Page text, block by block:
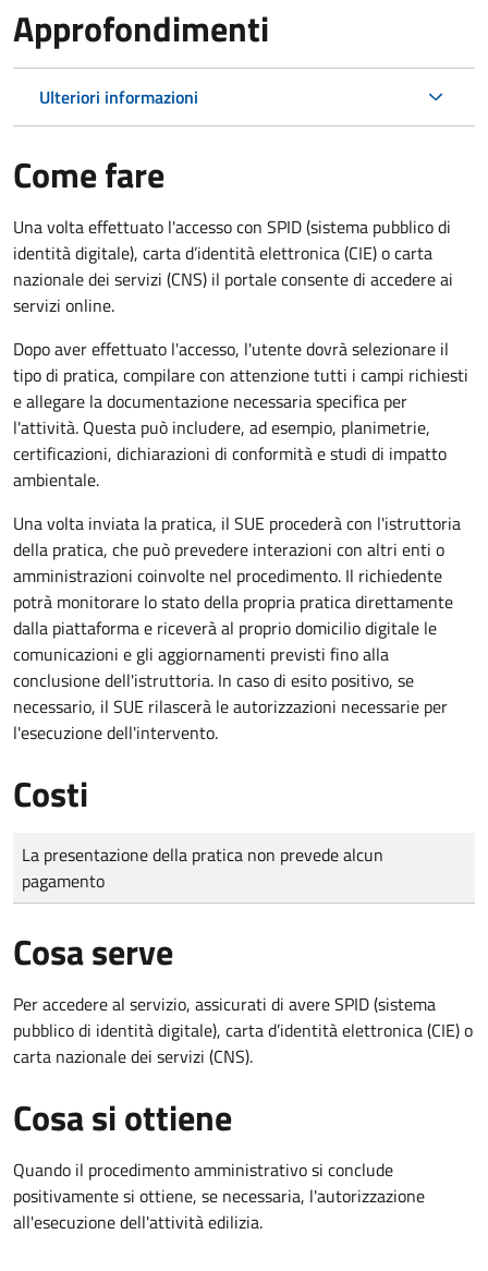
Approfondimenti
Ulteriori informazioni
Come fare
Una volta effettuato l'accesso con SPID (sistema pubblico di
identità digitale), carta d’identità elettronica (CIE) o carta
nazionale dei servizi (CNS) il portale consente di accedere ai
servizi online.
Dopo aver effettuato l'accesso, l'utente dovrà selezionare il
tipo di pratica, compilare con attenzione tutti i campi richiesti
e allegare la documentazione necessaria specifica per
l'attività. Questa può includere, ad esempio, planimetrie,
certificazioni, dichiarazioni di conformità e studi di impatto
ambientale.
Una volta inviata la pratica, il SUE procederà con l'istruttoria
della pratica, che può prevedere interazioni con altri enti o
amministrazioni coinvolte nel procedimento. Il richiedente
potrà monitorare lo stato della propria pratica direttamente
dalla piattaforma e riceverà al proprio domicilio digitale le
comunicazioni e gli aggiornamenti previsti fino alla
conclusione dell'istruttoria. In caso di esito positivo, se
necessario, il SUE rilascerà le autorizzazioni necessarie per
l'esecuzione dell'intervento.
Costi
Tipo di pagamento
Importo
La presentazione della pratica non prevede alcun
pagamento
Cosa serve
Per accedere al servizio, assicurati di avere SPID (sistema
pubblico di identità digitale), carta d’identità elettronica (CIE) o
carta nazionale dei servizi (CNS).
Cosa si ottiene
Quando il procedimento amministrativo si conclude
positivamente si ottiene, se necessaria, l'autorizzazione
all'esecuzione dell'attività edilizia.